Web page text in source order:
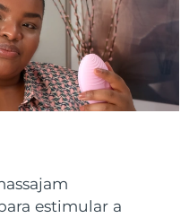
estimular a